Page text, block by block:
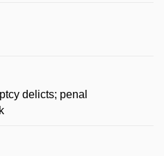
delicts; penal